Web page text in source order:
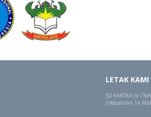
LETAK KAMI
SD KARTIKA IV-7
Jl.Kesatrian 1A